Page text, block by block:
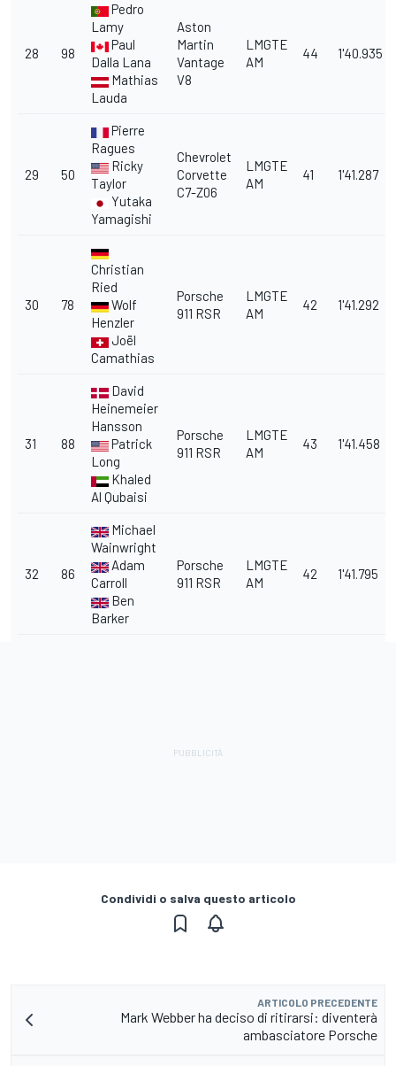
28 98
Pedro
Lamy
Paul
Dalla Lana
Mathias
Lauda
Aston
Martin
Vantage
V8
LMGTE
AM
44 1'40.935
29 50
Pierre
Ragues
Ricky
Taylor
Yutaka
Yamagishi
Chevrolet
Corvette
C7-Z06
LMGTE
AM
41 1'41.287
30 78
Christian
Ried
Wolf
Henzler
Joël
Camathias
Porsche
911 RSR
LMGTE
AM
42 1'41.292
31 88
David
Heinemeier
Hansson
Patrick
Long
Khaled
Al Qubaisi
Porsche
911 RSR
LMGTE
AM
43 1'41.458
32 86
Michael
Wainwright
Adam
Carroll
Ben
Barker
Porsche
911 RSR
LMGTE
AM
42 1'41.795
Condividi o salva questo articolo
ARTICOLO PRECEDENTE
Mark Webber ha deciso di ritirarsi: diventerà
ambasciatore Porsche